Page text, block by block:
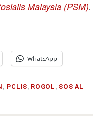
Malaysia (PSM).
WhatsApp
, POLIS, ROGOL, SOSIAL